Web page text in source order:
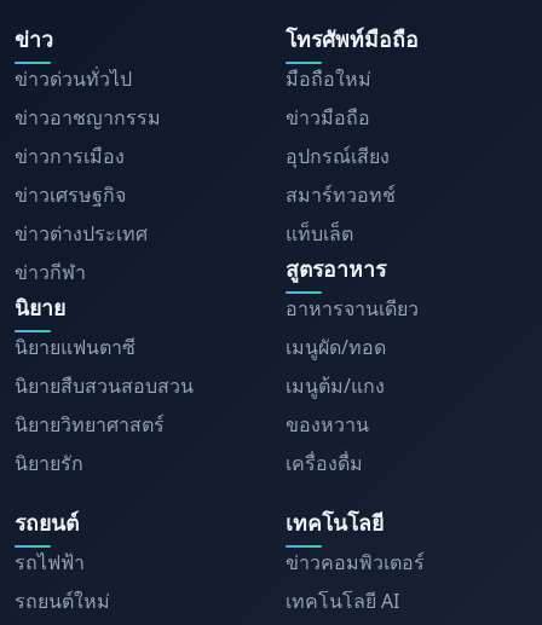
ข่าว
ข่าวด่วนทั่วไป
ข่าวอาชญากรรม
ข่าวการเมือง
ข่าวเศรษฐกิจ
ข่าวต่างประเทศ
ข่าวกีฬา
นิยาย
นิยายแฟนตาซี
นิยายสืบสวนสอบสวน
นิยายวิทยาศาสตร์
นิยายรัก
โทรศัพท์มือถือ
มือถือใหม่
ข่าวมือถือ
อุปกรณ์เสียง
สมาร์ทวอทช์
แท็บเล็ต
สูตรอาหาร
อาหารจานเดียว
เมนูผัด/ทอด
เมนูต้ม/แกง
ของหวาน
เครื่องดื่ม
รถยนต์
รถไฟฟ้า
รถยนต์ใหม่
เทคโนโลยี
ข่าวคอมพิวเตอร์
เทคโนโลยี AI